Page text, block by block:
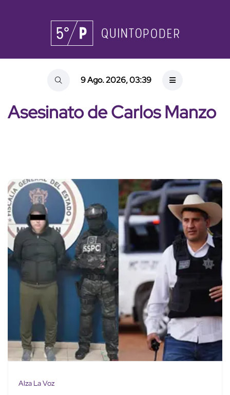
9 Ago. 2026, 03:39
Asesinato de Carlos Manzo
Alza La Voz